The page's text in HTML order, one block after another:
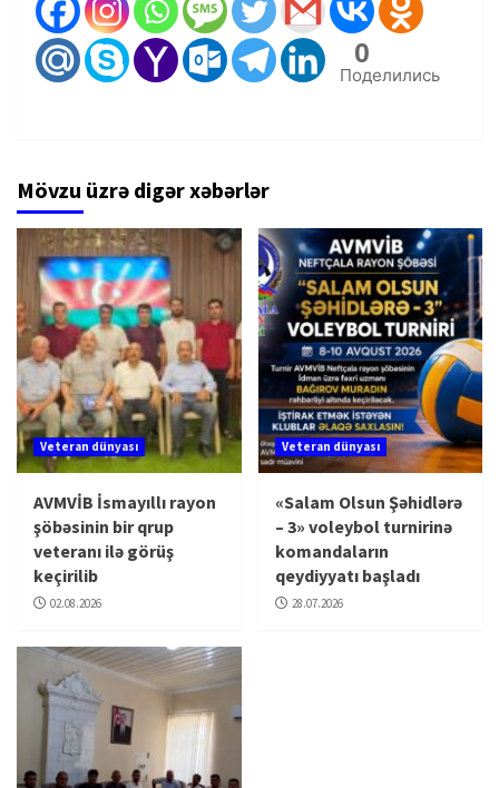
0
Поделились
Mövzu üzrə digər xəbərlər
Veteran dünyası
AVMVİB İsmayıllı rayon
şöbəsinin bir qrup
veteranı ilə görüş
keçirilib
02.08.2026
Veteran dünyası
«Salam Olsun Şəhidlərə
– 3» voleybol turnirinə
komandaların
qeydiyyatı başladı
28.07.2026